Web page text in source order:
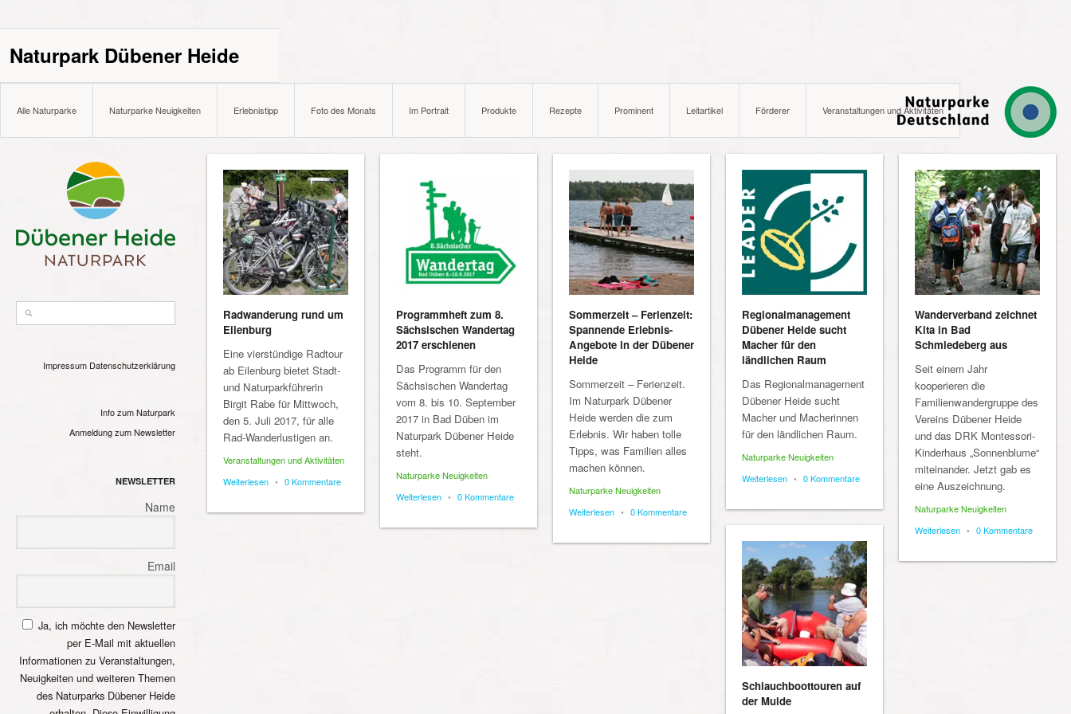
Naturpark Dübener Heide
Alle Naturparke Naturparke Neuigkeiten Erlebnistipp Foto des Monats Im Portrait Produkte Rezepte Prominent Leitartikel Förderer Veranstaltungen und Aktivitäten
Impressum Datenschutzerklärung
Info zum Naturpark
Anmeldung zum Newsletter
NEWSLETTER
Name
Email
Ja, ich möchte den Newsletter
per E-Mail mit aktuellen
Informationen zu Veranstaltungen,
Neuigkeiten und weiteren Themen
des Naturparks Dübener Heide
Radwanderung rund um
Eilenburg
Eine vierstündige Radtour
ab Eilenburg bietet Stadt-
und Naturparkführerin
Birgit Rabe für Mittwoch,
den 5. Juli 2017, für alle
Rad-Wanderlustigen an.
Veranstaltungen und Aktivitäten
Weiterlesen • 0 Kommentare
Programmheft zum 8.
Sächsischen Wandertag
2017 erschienen
Das Programm für den
Sächsischen Wandertag
vom 8. bis 10. September
2017 in Bad Düben im
Naturpark Dübener Heide
steht.
Naturparke Neuigkeiten
Weiterlesen • 0 Kommentare
Sommerzeit – Ferienzeit:
Spannende Erlebnis-
Angebote in der Dübener
Heide
Sommerzeit – Ferienzeit.
Im Naturpark Dübener
Heide werden die zum
Erlebnis. Wir haben tolle
Tipps, was Familien alles
machen können.
Naturparke Neuigkeiten
Weiterlesen • 0 Kommentare
Regionalmanagement
Dübener Heide sucht
Macher für den
ländlichen Raum
Das Regionalmanagement
Dübener Heide sucht
Macher und Macherinnen
für den ländlichen Raum.
Naturparke Neuigkeiten
Weiterlesen • 0 Kommentare
Wanderverband zeichnet
Kita in Bad
Schmiedeberg aus
Seit einem Jahr
kooperieren die
Familienwandergruppe des
Vereins Dübener Heide
und das DRK Montessori-
Kinderhaus „Sonnenblume“
miteinander. Jetzt gab es
eine Auszeichnung.
Naturparke Neuigkeiten
Weiterlesen • 0 Kommentare
Schlauchboottouren auf
der Mulde